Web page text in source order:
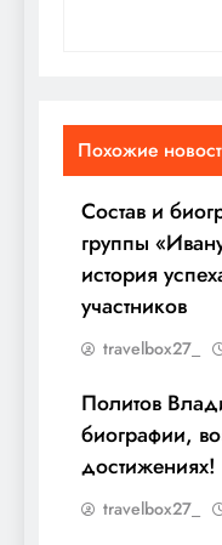
Похожие
Состав и
группы
история
участников
travelbox27_
Политов
биографии,
достижениях!
travelbox27_